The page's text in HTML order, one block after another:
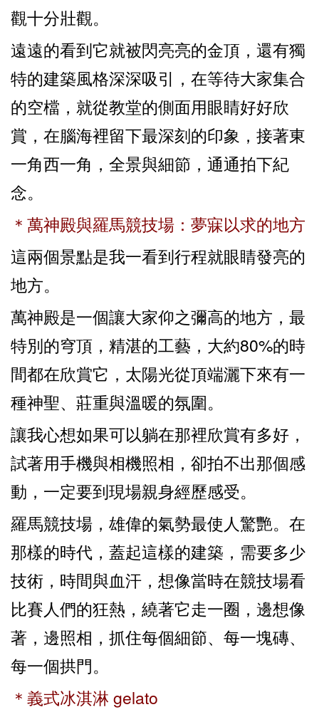
觀十分壯觀。
遠遠的看到它就被閃亮亮的金頂，還有獨
特的建築風格深深吸引，在等待大家集合
的空檔，就從教堂的側面用眼睛好好欣
賞，在腦海裡留下最深刻的印象，接著東
一角西一角，全景與細節，通通拍下紀
念。
＊萬神殿與羅馬競技場：夢寐以求的地方
這兩個景點是我一看到行程就眼睛發亮的
地方。
萬神殿是一個讓大家仰之彌高的地方，最
特別的穹頂，精湛的工藝，大約80%的時
間都在欣賞它，太陽光從頂端灑下來有一
種神聖、莊重與溫暖的氛圍。
讓我心想如果可以躺在那裡欣賞有多好，
試著用手機與相機照相，卻拍不出那個感
動，一定要到現場親身經歷感受。
羅馬競技場，雄偉的氣勢最使人驚艷。在
那樣的時代，蓋起這樣的建築，需要多少
技術，時間與血汗，想像當時在競技場看
比賽人們的狂熱，繞著它走一圈，邊想像
著，邊照相，抓住每個細節、每一塊磚、
每一個拱門。
＊義式冰淇淋 gelato